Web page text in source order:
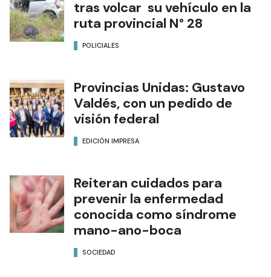
tras volcar su vehículo en la
ruta provincial N° 28
POLICIALES
Provincias Unidas: Gustavo
Valdés, con un pedido de
visión federal
EDICIÓN IMPRESA
Reiteran cuidados para
prevenir la enfermedad
conocida como síndrome
mano-ano-boca
SOCIEDAD